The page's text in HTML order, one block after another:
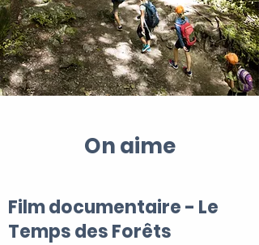
On aime
Film documentaire - Le
Temps des Forêts